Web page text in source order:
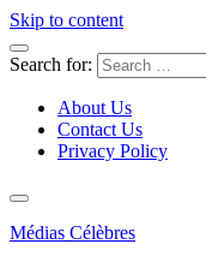
Skip to content
Search for:
About Us
Contact Us
Privacy Policy
Médias Célèbres